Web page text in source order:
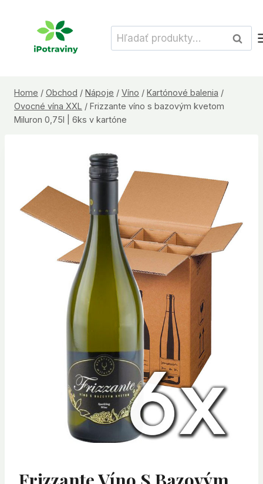
Hľadať:
Home / Obchod / Nápoje / Víno / Kartónové balenia /
Ovocné vína XXL / Frizzante víno s bazovým kvetom
Miluron 0,75l | 6ks v kartóne